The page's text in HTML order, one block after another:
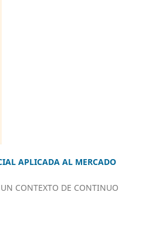
APLICADA AL MERCADO
CONTEXTO DE CONTINUO